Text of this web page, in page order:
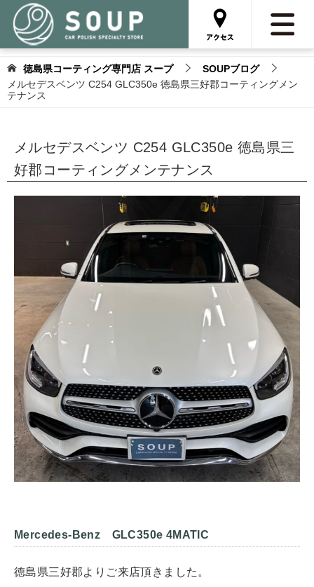
徳島県コーティング専門店 スープ
SOUPブログ
メルセデスベンツ C254 GLC350e 徳島県三好郡コーティングメン
テナンス
メルセデスベンツ C254 GLC350e 徳島県三
好郡コーティングメンテナンス
Mercedes-Benz GLC350e 4MATIC
徳島県三好郡よりご来店頂きました。